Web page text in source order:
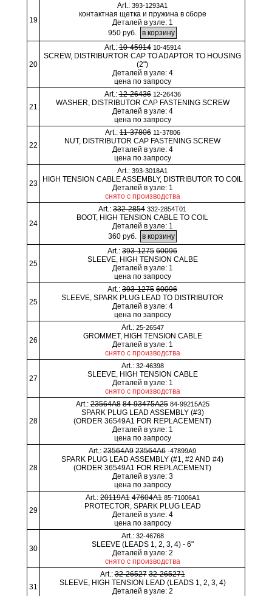
19
Art.: 393-1293A1
контактная щетка и пружина в сборе
Деталей в узле: 1
950 руб.
20
Art.:10-45914 10-45914
SCREW, DISTRIBURTOR CAP TO ADAPTOR TO HOUSING
(2")
Деталей в узле: 4
цена по запросу
21
Art.:12-26436 12-26436
WASHER, DISTRIBUTOR CAP FASTENING SCREW
Деталей в узле: 4
цена по запросу
22
Art.:11-37806 11-37806
NUT, DISTRIBUTOR CAP FASTENING SCREW
Деталей в узле: 4
цена по запросу
23
Art.: 393-3018A1
HIGH TENSION CABLE ASSEMBLY, DISTRIBUTOR TO COIL
Деталей в узле: 1
снято с производства
24
Art.: 332-2854 332-2854T01
BOOT, HIGH TENSION CABLE TO COIL
Деталей в узле: 1
360 руб.
25
Art.: 393-1275 60096
SLEEVE, HIGH TENSION CALBE
Деталей в узле: 1
цена по запросу
25
Art.: 393-1275 60096
SLEEVE, SPARK PLUG LEAD TO DISTRIBUTOR
Деталей в узле: 4
цена по запросу
26
Art.: 25-26547
GROMMET, HIGH TENSION CABLE
Деталей в узле: 1
снято с производства
27
Art.: 32-46398
SLEEVE, HIGH TENSION CABLE
Деталей в узле: 1
снято с производства
28
Art.:23564A8 84-93475A25 84-99215A25
SPARK PLUG LEAD ASSEMBLY (#3)
(ORDER 36549A1 FOR REPLACEMENT)
Деталей в узле: 1
цена по запросу
28
Art.: 23564A9 23564A6 -47899A9
SPARK PLUG LEAD ASSEMBLY (#1, #2 AND #4)
(ORDER 36549A1 FOR REPLACEMENT)
Деталей в узле: 3
цена по запросу
29
Art.:20119A1 47604A1 85-71006A1
PROTECTOR, SPARK PLUG LEAD
Деталей в узле: 4
цена по запросу
30
Art.: 32-46768
SLEEVE (LEADS 1, 2, 3, 4) - 6"
Деталей в узле: 2
снято с производства
31
Art.:32-26527 32-265271
SLEEVE, HIGH TENSION LEAD (LEADS 1, 2, 3, 4)
Деталей в узле: 2